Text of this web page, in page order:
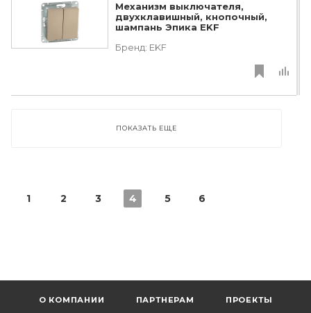
Механизм выключателя,
двухклавишный, кнопочный,
шампань Эпика EKF
Бренд: EKF
ПОКАЗАТЬ ЕЩЕ
1 2 3 4 5 6
О КОМПАНИИ ПАРТНЕРАМ ПРОЕКТЫ